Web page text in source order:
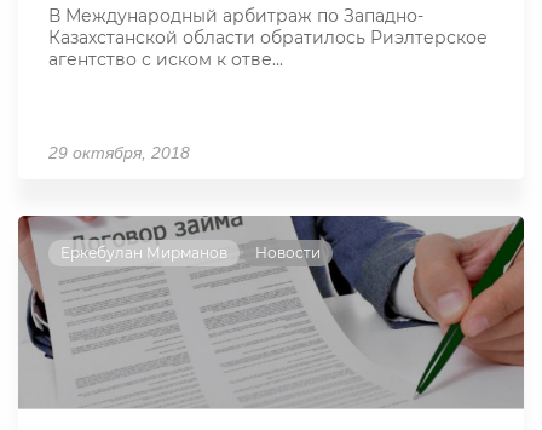
В Международный арбитраж по Западно-
Казахстанской области обратилось Риэлтерское
агентство с иском к отве...
29 октября, 2018
Еркебулан Мирманов Новости